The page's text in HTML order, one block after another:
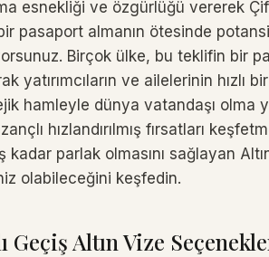
esnekliği ve özgürlüğü vererek
pasaport almanın ötesinde
Birçok ülke, bu teklifin bir
yatırımcıların ve ailelerinin hızlı
hamleyle dünya vatandaşı olma
hızlandırılmış fırsatları
kadar parlak olmasını sağlayan
olabileceğini keşfedin.
Geçiş Altın Vize